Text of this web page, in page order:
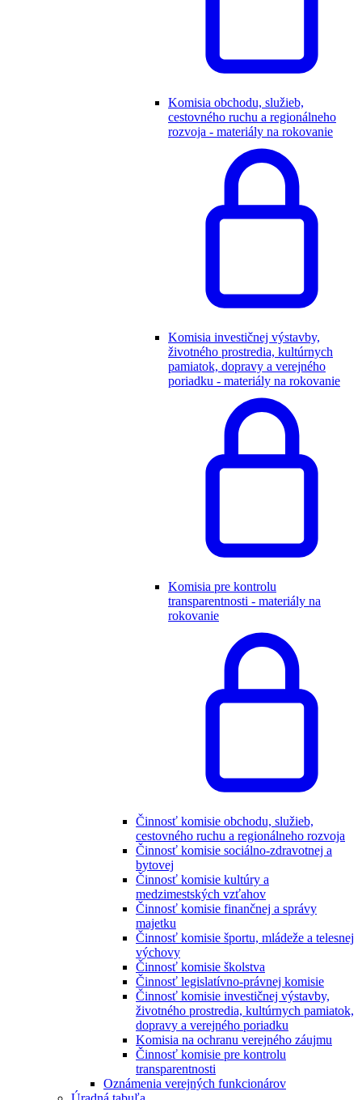
Komisia obchodu, služieb,
cestovného ruchu a regionálneho
rozvoja - materiály na rokovanie
Komisia investičnej výstavby,
životného prostredia, kultúrnych
pamiatok, dopravy a verejného
poriadku - materiály na rokovanie
Komisia pre kontrolu
transparentnosti - materiály na
rokovanie
Činnosť komisie obchodu, služieb,
cestovného ruchu a regionálneho rozvoja
Činnosť komisie sociálno-zdravotnej a
bytovej
Činnosť komisie kultúry a
medzimestských vzťahov
Činnosť komisie finančnej a správy
majetku
Činnosť komisie športu, mládeže a telesnej
výchovy
Činnosť komisie školstva
Činnosť legislatívno-právnej komisie
Činnosť komisie investičnej výstavby,
životného prostredia, kultúrnych pamiatok,
dopravy a verejného poriadku
Komisia na ochranu verejného záujmu
Činnosť komisie pre kontrolu
transparentnosti
Oznámenia verejných funkcionárov